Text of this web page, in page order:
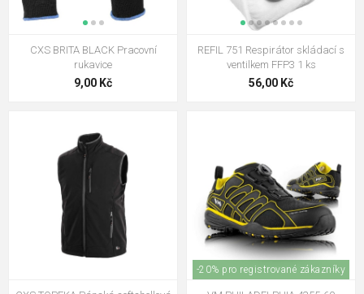
CXS BRITA BLACK Pracovní
rukavice
9,00 Kč
REFIL 751 Respirátor skládací s
ventilkem FFP3 1 ks
56,00 Kč
-20% pro registrované zákazníky